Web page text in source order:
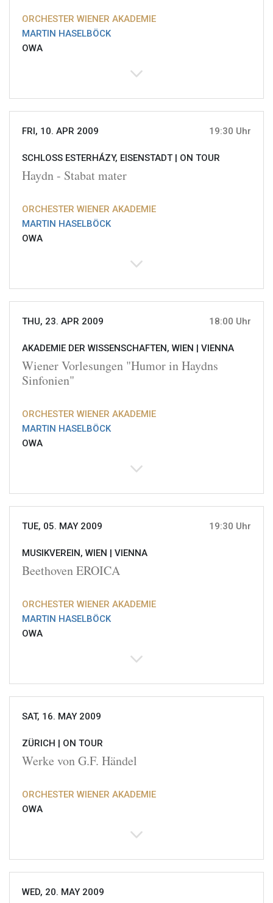
ORCHESTER WIENER AKADEMIE
MARTIN HASELBÖCK
OWA
FRI, 10. APR 2009 19:30 Uhr
SCHLOSS ESTERHÁZY, EISENSTADT | ON TOUR
Haydn - Stabat mater
ORCHESTER WIENER AKADEMIE
MARTIN HASELBÖCK
OWA
THU, 23. APR 2009 18:00 Uhr
AKADEMIE DER WISSENSCHAFTEN, WIEN | VIENNA
Wiener Vorlesungen "Humor in Haydns
Sinfonien"
ORCHESTER WIENER AKADEMIE
MARTIN HASELBÖCK
OWA
TUE, 05. MAY 2009 19:30 Uhr
MUSIKVEREIN, WIEN | VIENNA
Beethoven EROICA
ORCHESTER WIENER AKADEMIE
MARTIN HASELBÖCK
OWA
SAT, 16. MAY 2009
ZÜRICH | ON TOUR
Werke von G.F. Händel
ORCHESTER WIENER AKADEMIE
OWA
WED, 20. MAY 2009